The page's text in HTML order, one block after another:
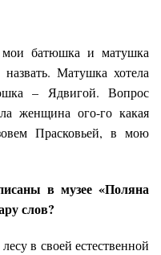
батюшка и матушка
Матушка хотела
– Ядвигой. Вопрос
женщина ого-го какая
Прасковьей, в мою
в музее «Поляна
слов?
в своей естественной